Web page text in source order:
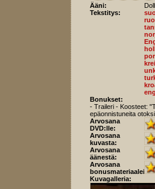
Ääni:
Tekstitys:
Bonukset:
- Traileri - Koosteet:
epäonnistuneita
Arvosana
DVD:lle:
Arvosana
kuvasta:
Arvosana
äänestä:
Arvosana
bonusmateriaaleista:
Kuvagalleria: